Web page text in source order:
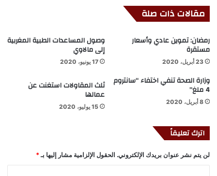
مقالات ذات صلة
رمضان: تموين عادي وأسعار
مستقرة
23 أبريل، 2020
وصول المساعدات الطبية المغربية
إلى مالاوي
17 يونيو، 2020
وزارة الصحة تنفي اختفاء “سانتروم
4 ملغ”
8 أبريل، 2020
ثلث المقاولات استغنت عن
عمالها
15 يوليو، 2020
اترك تعليقاً
لن يتم نشر عنوان بريدك الإلكتروني. الحقول الإلزامية مشار إليها بـ *